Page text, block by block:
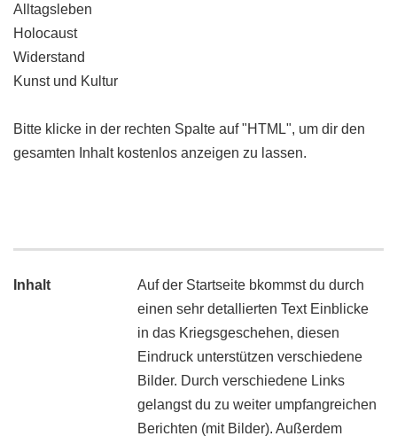
Alltagsleben
Holocaust
Widerstand
Kunst und Kultur
Bitte klicke in der rechten Spalte auf "HTML", um dir den
gesamten Inhalt kostenlos anzeigen zu lassen.
Inhalt
Auf der Startseite bkommst du durch
einen sehr detallierten Text Einblicke
in das Kriegsgeschehen, diesen
Eindruck unterstützen verschiedene
Bilder. Durch verschiedene Links
gelangst du zu weiter umpfangreichen
Berichten (mit Bilder). Außerdem